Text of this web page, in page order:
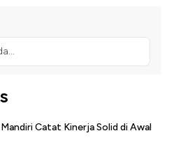
Catat Kinerja Solid di Awal